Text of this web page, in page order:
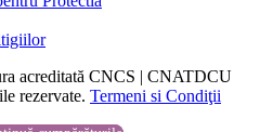
acreditată CNCS | CNATDCU
rezervate. Termeni si Condiţii